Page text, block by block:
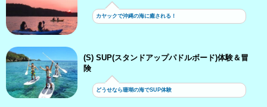
カヤックで沖縄の海に癒される！
(S) SUP(スタンドアップパドルボード)体験＆冒
険
どうせなら珊瑚の海でSUP体験